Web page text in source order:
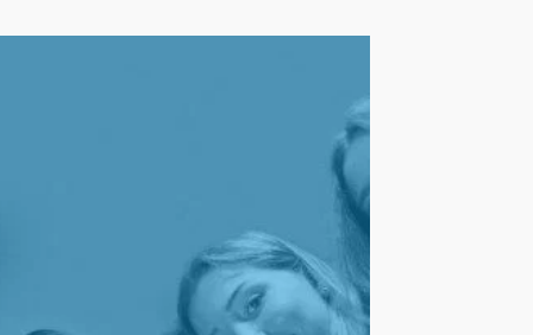
Potenciamos sus
Campus con estudiantes procedentes de otras
Universidades internacionales.
Las empresas de todo el mundo comienzan a
descubrir que el desarrollo sostenible genera